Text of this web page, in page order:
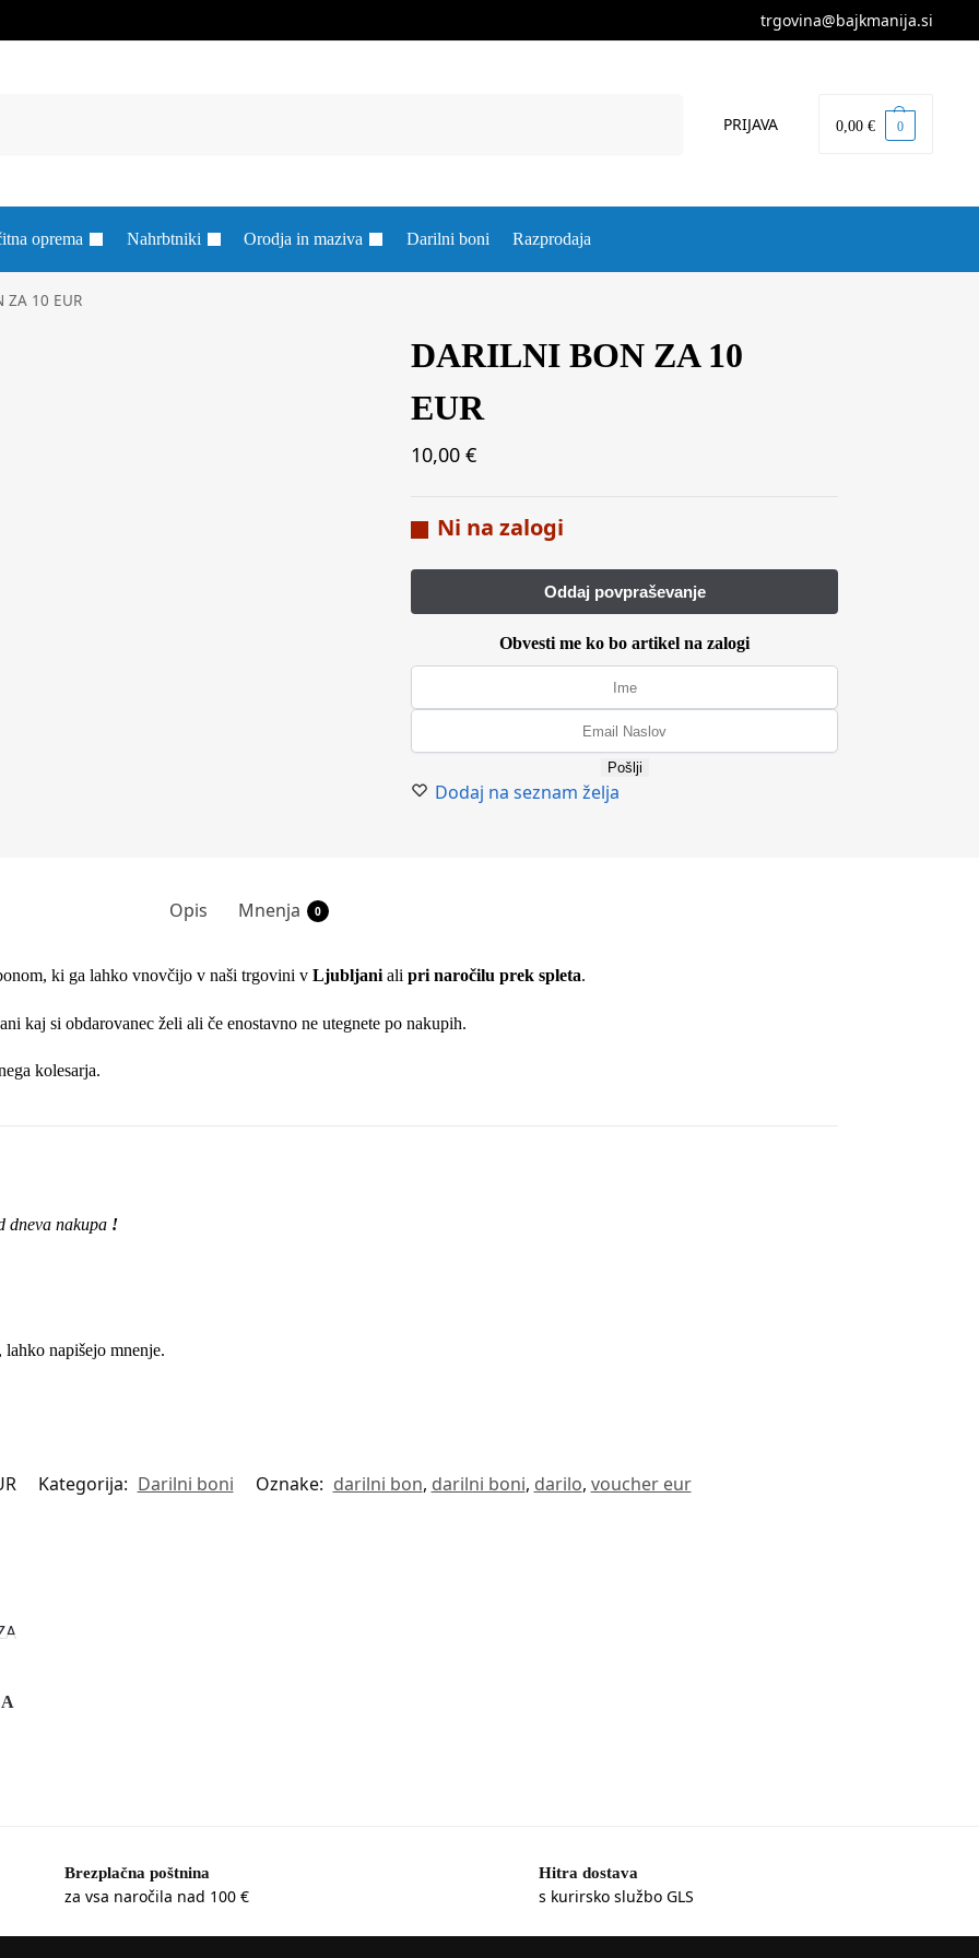
trgovina@bajkmanija.si
PRIJAVA 0,00€ 0
oprema Nahrbtniki Orodja in maziva Darilni boni Razprodaja
ZA 10 EUR
DARILNI BON ZA 10
EUR
10,00€
Ni na zalogi
Obvesti me ko bo artikel na zalogi
Pošlji
Dodaj na seznam želja
Opis Mnenja 0
ki ga lahko vnovčijo v naši trgovini vLjubljani ali pri naročilu prek spleta.
kaj si obdarovanec želi ali če enostavno ne utegnete po nakupih.
kolesarja.
dneva nakupa !
napišejo mnenje.
Kategorija: Darilni boni Oznake: darilni bon, darilni boni, darilo, voucher eur
Brezplačna poštnina
za vsa naročila nad 100 €
Hitra dostava
s kurirsko službo GLS